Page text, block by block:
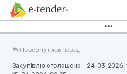
Повернутись назад
Закупівлю оголошено - 24-03-2026,